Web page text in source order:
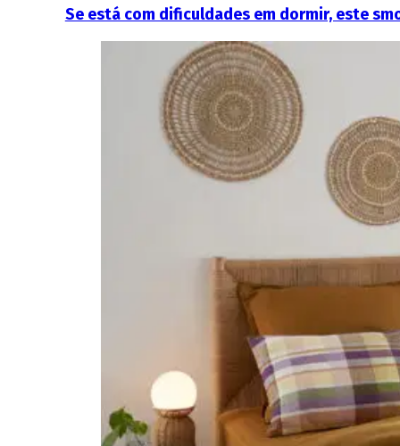
Se está com dificuldades em dormir, este